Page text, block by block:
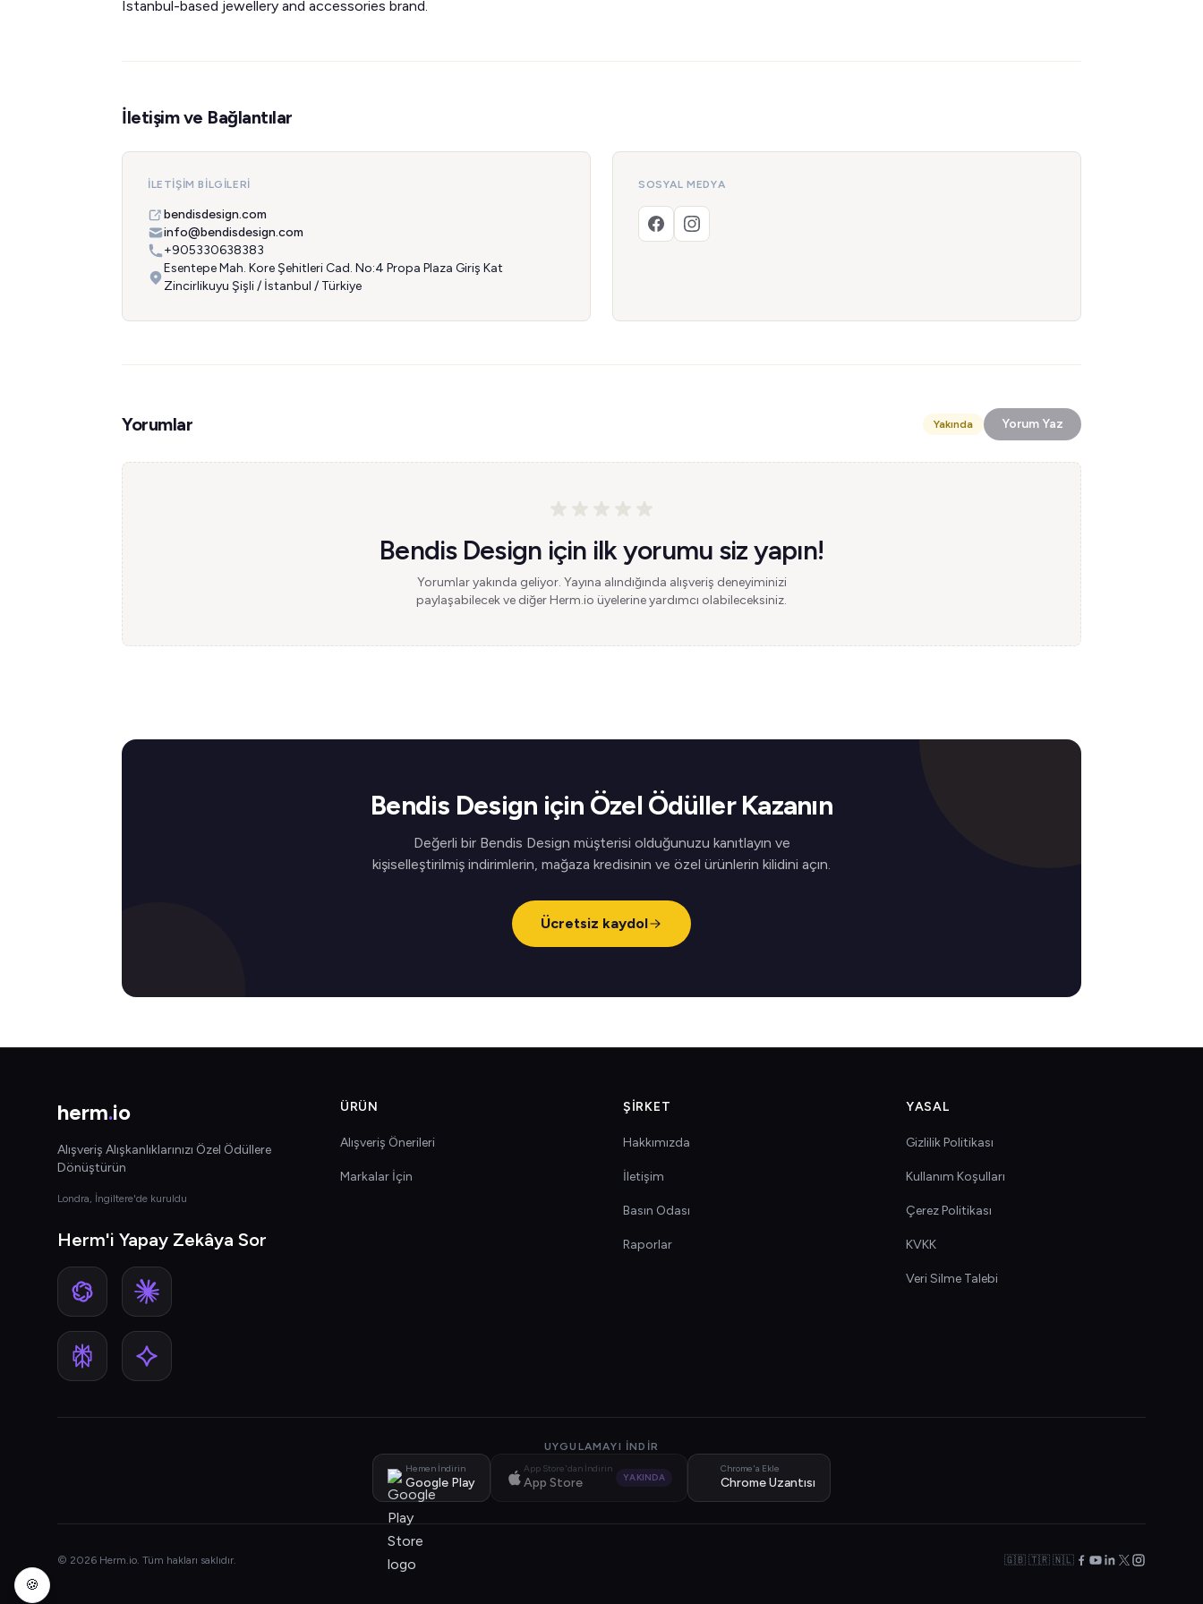
Istanbul-based jewellery and accessories brand.
İletişim ve Bağlantılar
İLETIŞIM BILGILERI
bendisdesign.com
info@bendisdesign.com
+905330638383
Esentepe Mah. Kore Şehitleri Cad. No:4 Propa Plaza Giriş Kat
Zincirlikuyu Şişli / İstanbul / Türkiye
SOSYAL MEDYA
Yorumlar Yakında Yorum Yaz
Bendis Design için ilk yorumu siz yapın!
Yorumlar yakında geliyor. Yayına alındığında alışveriş deneyiminizi
paylaşabilecek ve diğer Herm.io üyelerine yardımcı olabileceksiniz.
Bendis Design için Özel Ödüller Kazanın
Değerli bir Bendis Design müşterisi olduğunuzu kanıtlayın ve
kişiselleştirilmiş indirimlerin, mağaza kredisinin ve özel ürünlerin kilidini açın.
Ücretsiz kaydol
herm.io
Alışveriş Alışkanlıklarınızı Özel Ödüllere
Dönüştürün
Londra, İngiltere'de kuruldu
Herm'i Yapay Zekâya Sor
ÜRÜN
Alışveriş Önerileri
Markalar İçin
ŞIRKET
Hakkımızda
İletişim
Basın Odası
Raporlar
YASAL
Gizlilik Politikası
Kullanım Koşulları
Çerez Politikası
KVKK
Veri Silme Talebi
UYGULAMAYI İNDIR
Hemen İndirin
Google Play
App Store'dan İndirin
App Store YAKINDA
Chrome'a Ekle
Chrome Uzantısı
© 2026 Herm.io. Tüm hakları saklıdır. 🇬🇧 🇹🇷 🇳🇱
🍪